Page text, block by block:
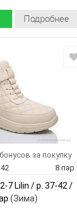
Подробнее
искусственная
кожа
искусственный
мех
Пена
Китай
Lilin
37-42
8
за покупку
8 пар
7 Lilin / p. 37-42 /
(Зима)